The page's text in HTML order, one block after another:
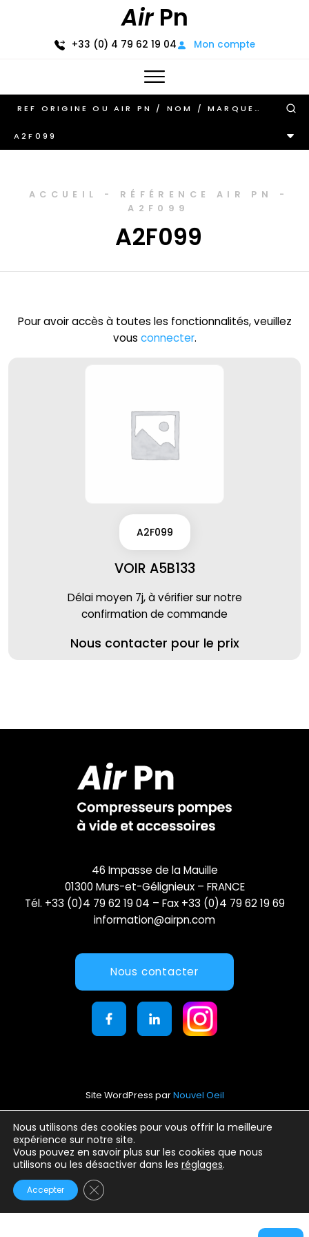
AirPn
+33 (0) 4 79 62 19 04 Mon compte
A2F099
ACCUEIL - RÉFÉRENCE AIR PN
-
A2F099
A2F099
Pour avoir accès à toutes les fonctionnalités, veuillez
vous connecter.
A2F099
VOIR A5B133
Délai moyen 7j, à vérifier sur notre
confirmation de commande
Nous contacter pour le prix
Nous utilisons des cookies pour vous offrir la meilleure
expérience sur notre site.
Vous pouvez en savoir plus sur les cookies que nous
utilisons ou les désactiver dans les réglages.
Accepter Fermer la bannière des cookies GDPR
46 Impasse de la Mauille
01300 Murs-et-Gélignieux – FRANCE
Tél. +33 (0)4 79 62 19 04 – Fax +33 (0)4 79 62 19 69
information@airpn.com
Nous contacter
Site WordPress parNouvel Oeil
Mentions légales
Conditions générales d’utilisation
Politique de confidentialité